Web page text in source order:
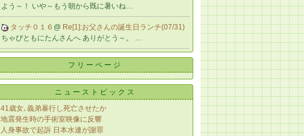
よう～！ いや～もう朝から既に暑いね…
タッチ０１６ @ Re[1]:お父さんの誕生日ランチ(07/31)
ちゃぴともにたんさんへ ありがとう～。 …
フリーページ
ニューストピックス
41歳女､義弟暴行し死亡させたか
地震発生時の手術室映像に反響
人身事故で起訴 日本水連が謝罪